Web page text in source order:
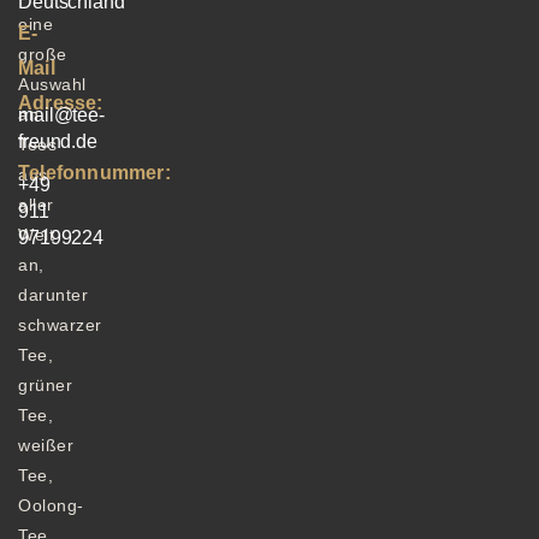
eine
große
Auswahl
an
Tees
aus
aller
Welt
an,
darunter
schwarzer
Tee,
grüner
Tee,
weißer
Tee,
Oolong-
E-
Mail
Adresse:
mail@tee-
freund.de
Telefonnummer:
+49
911
97199224